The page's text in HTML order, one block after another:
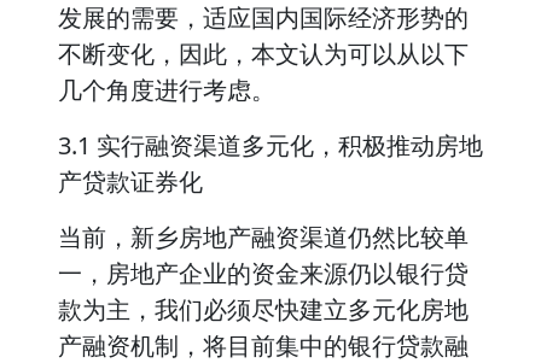
发展的需要，适应国内国际经济形势的
不断变化，因此，本文认为可以从以下
几个角度进行考虑。
3.1 实行融资渠道多元化，积极推动房地
产贷款证券化
当前，新乡房地产融资渠道仍然比较单
一，房地产企业的资金来源仍以银行贷
款为主，我们必须尽快建立多元化房地
产融资机制，将目前集中的银行贷款融